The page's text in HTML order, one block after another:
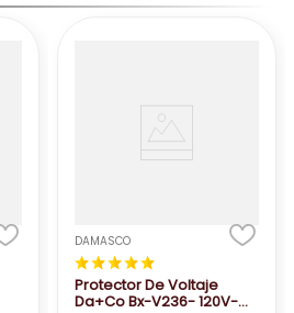
★★★★★
DAMASCO
Protector De Voltaje
Da+Co Bx-V236- 120V-